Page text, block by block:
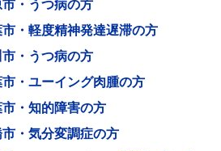
・うつ病の方
・軽度精神発達遅滞の方
・うつ病の方
・ユーイング肉腫の方
・知的障害の方
・気分変調症の方